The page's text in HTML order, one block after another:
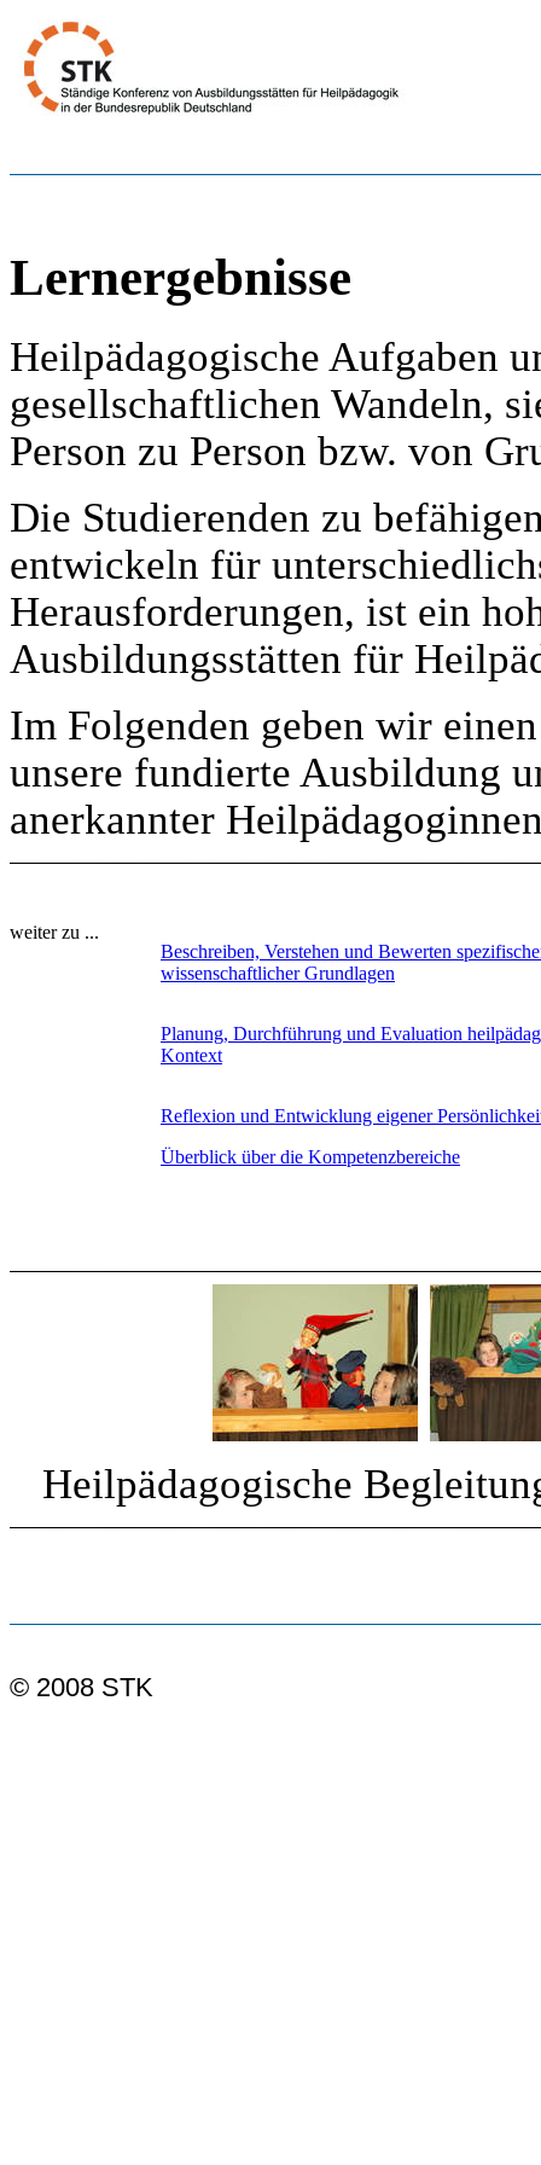
Lernergebnisse
Heilpädagogische Aufgaben
gesellschaftlichen Wandeln,
Person zu Person bzw. von
Die Studierenden zu
entwickeln für
Herausforderungen, ist ein
Ausbildungsstätten für
Im Folgenden geben wir
unsere fundierte Ausbildung
anerkannter
weiter zu ...
Beschreiben, Verstehen und Bewerten
wissenschaftlicher Grundlagen
Planung, Durchführung und Evaluation
Kontext
Reflexion und Entwicklung eigener
Überblick über die Kompetenzbereiche
Heilpädagogische
© 2008 STK